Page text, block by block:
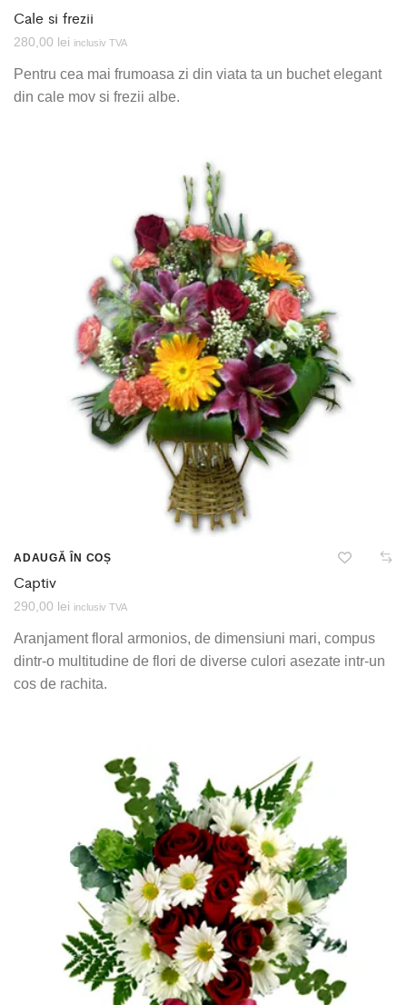
Cale si frezii
280,00 lei inclusiv TVA
Pentru cea mai frumoasa zi din viata ta un buchet elegant
din cale mov si frezii albe.
ADAUGĂ ÎN COȘ
Captiv
290,00 lei inclusiv TVA
Aranjament floral armonios, de dimensiuni mari, compus
dintr-o multitudine de flori de diverse culori asezate intr-un
cos de rachita.